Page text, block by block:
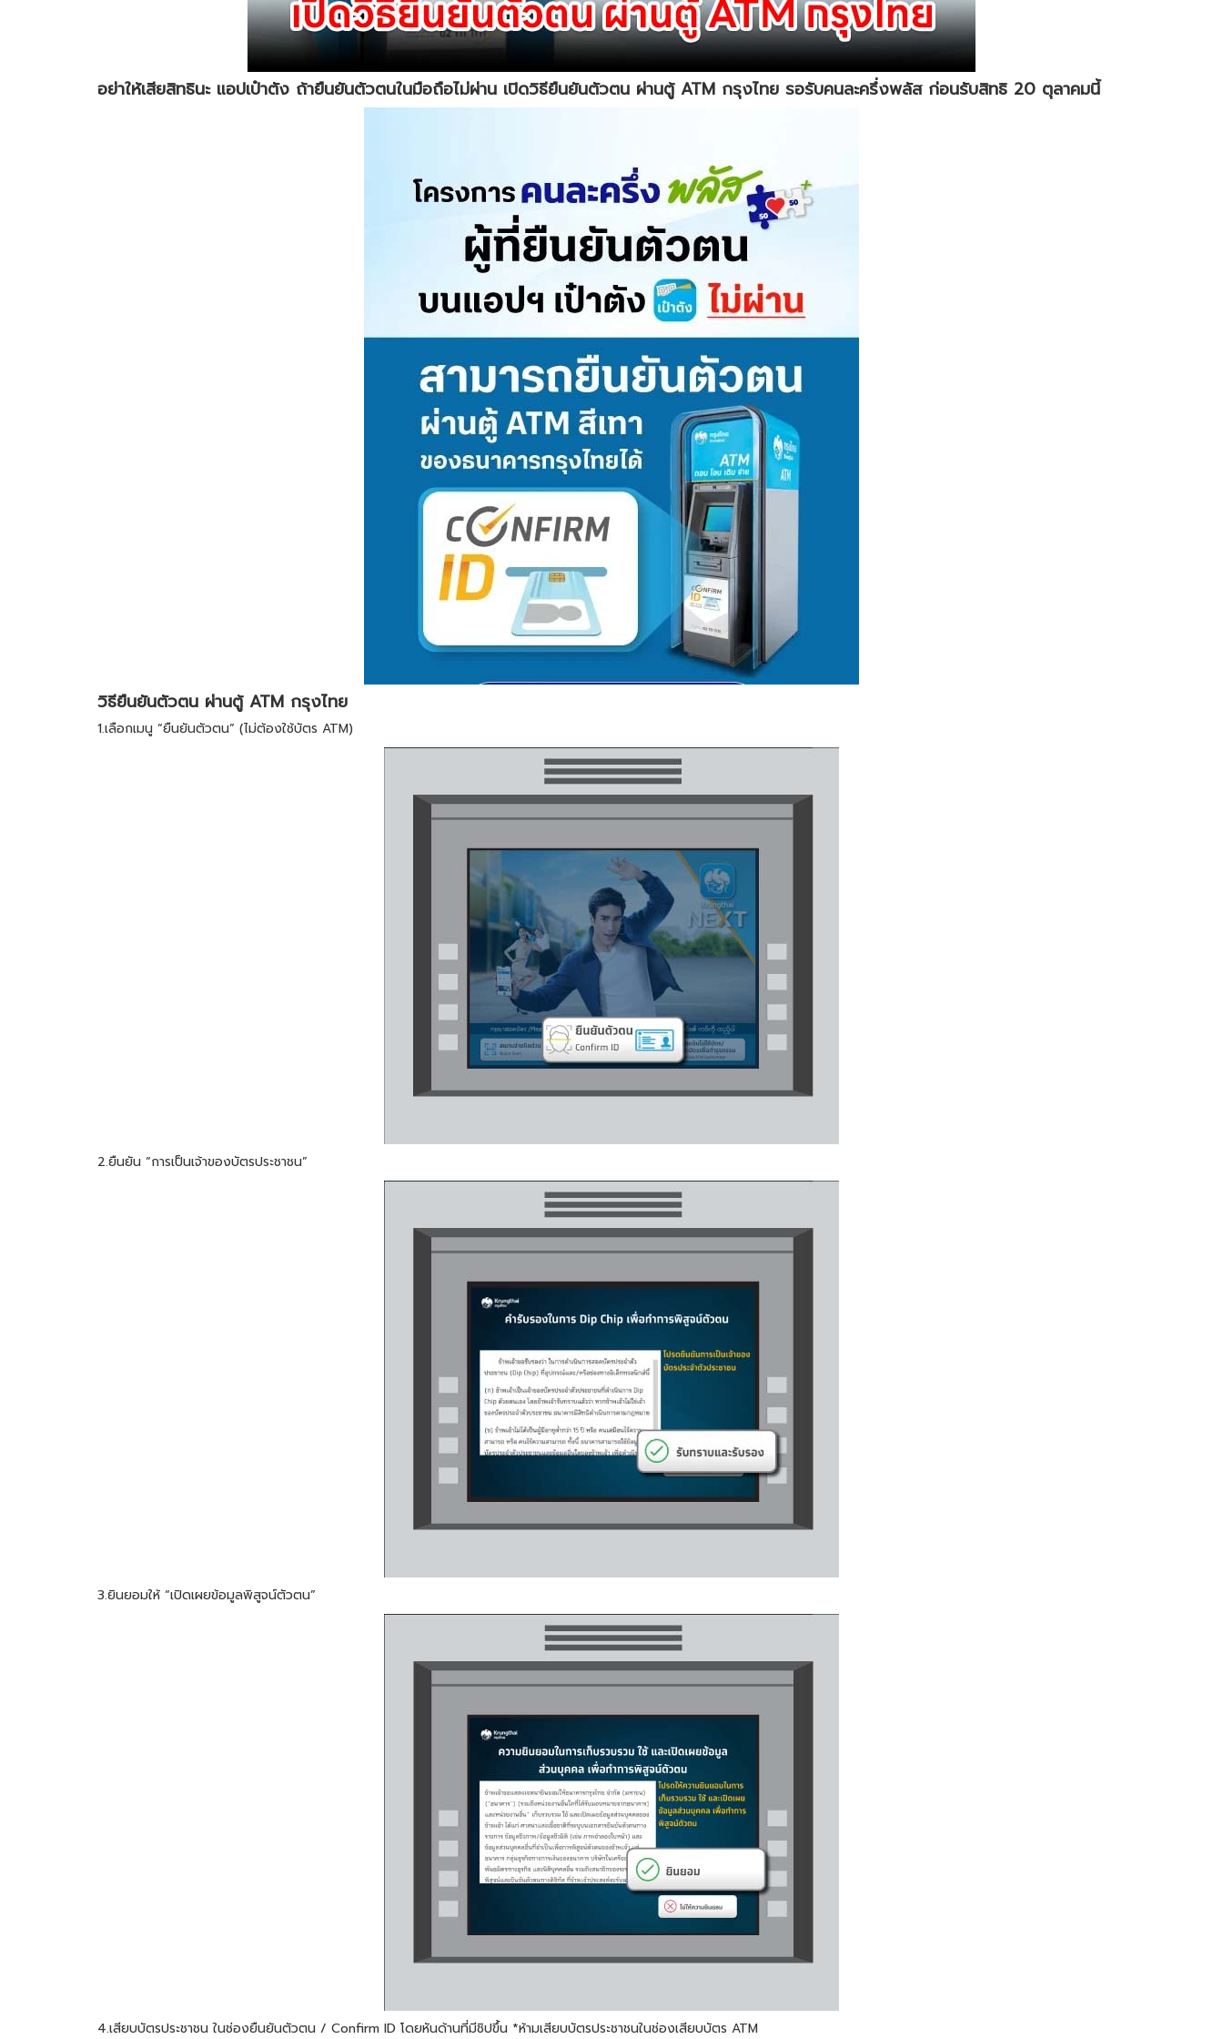
อย่าให้เสียสิทธินะ แอปเป๋าตัง ถ้ายืนยันตัวตนในมือถือไม่ผ่าน เปิดวิธียืนยันตัวตน ผ่านตู้ ATM กรุงไทย รอรับคนละครึ่งพลัส ก่อนรับสิทธิ 20 ตุลาคมนี้
วิธียืนยันตัวตน ผ่านตู้ ATM กรุงไทย
1.เลือกเมนู “ยืนยันตัวตน” (ไม่ต้องใช้บัตร ATM)
2.ยืนยัน “การเป็นเจ้าของบัตรประชาชน”
3.ยินยอมให้ “เปิดเผยข้อมูลพิสูจน์ตัวตน”
4.เสียบบัตรประชาชน ในช่องยืนยันตัวตน / Confirm ID โดยหันด้านที่มีชิปขึ้น *ห้ามเสียบบัตรประชาชนในช่องเสียบบัตร ATM